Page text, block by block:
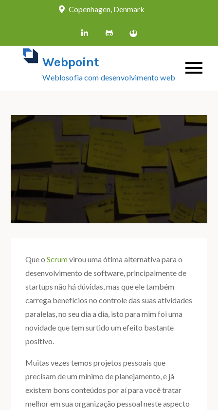
Copenhagen, Denmark
Webpoint
Weblosofia com desenvolvimento web
Que oScrumvirou uma ótima alternativa para o
desenvolvimento de software, principalmente de
startups não há dúvidas, mas que ele também
carrega benefícios no controle das suas atividades
paralelas, no seu dia a dia, isto para mim foi uma
novidade que tem surtido um efeito bastante
positivo.
Muitas vezes temos projetos pessoais que
precisam de um mínimo de planejamento, e já
existem bons conteúdos por aí para você tratar
melhor em sua organização pessoal neste aspecto